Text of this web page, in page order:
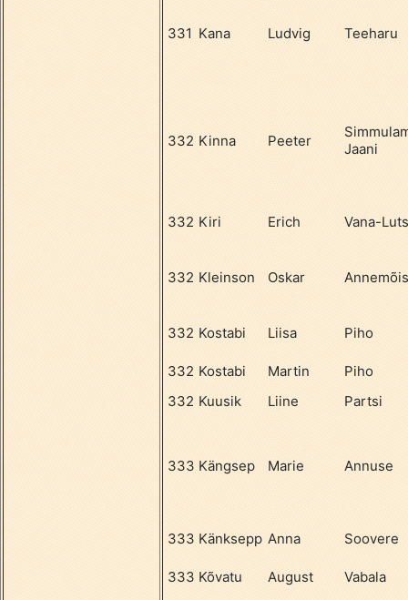
331 Kana Ludvig Teeharu
332 Kinna Peeter
Jaani
332 Kiri Erich Vana-
332 Kleinson Oskar
332 Kostabi Liisa Piho
332 Kostabi Martin
Piho
332 Kuusik Liine Partsi
333 Kängsep Marie Annuse
333 Känksepp Anna Soovere
333 Kõvatu August Vabala